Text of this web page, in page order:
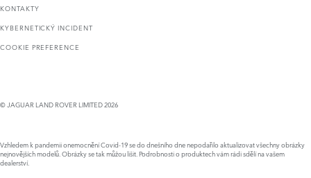
KONTAKTY
KYBERNETICKÝ INCIDENT
COOKIE PREFERENCE
© JAGUAR LAND ROVER LIMITED 2026
Vzhledem k pandemii onemocnění Covid-19 se do dnešního dne nepodařilo aktualizovat všechny obrázky
nejnovějších modelů. Obrázky se tak můžou lišit. Podrobnosti o produktech vám rádi sdělí na vašem
dealerství.